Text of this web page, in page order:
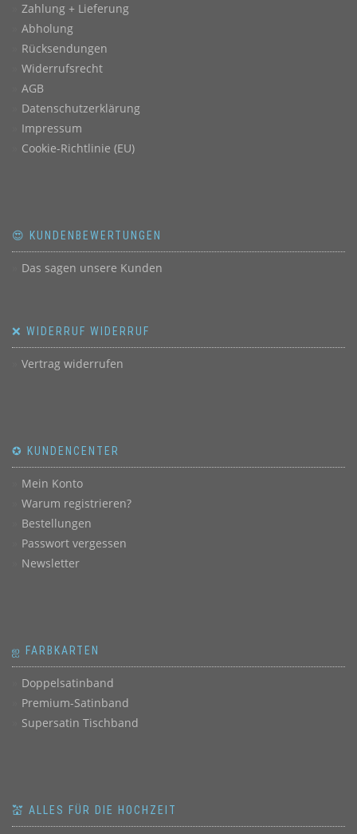
Zahlung + Lieferung
Abholung
Rücksendungen
Widerrufsrecht
AGB
Datenschutzerklärung
Impressum
Cookie-Richtlinie (EU)
😍 KUNDENBEWERTUNGEN
Das sagen unsere Kunden
❌ WIDERRUF WIDERRUF
Vertrag widerrufen
✪ KUNDENCENTER
Mein Konto
Warum registrieren?
Bestellungen
Passwort vergessen
Newsletter
ஐ FARBKARTEN
Doppelsatinband
Premium-Satinband
Supersatin Tischband
💒 ALLES FÜR DIE HOCHZEIT